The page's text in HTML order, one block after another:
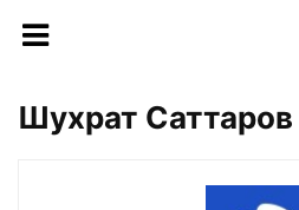
Шухрат Саттаров